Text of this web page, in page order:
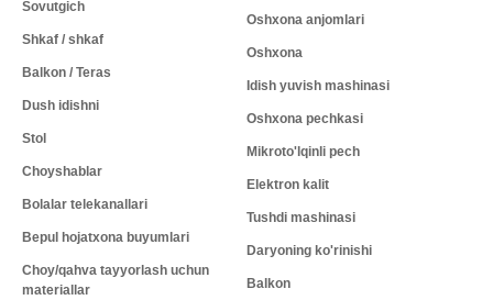
Sovutgich
Shkaf / shkaf
Balkon / Teras
Dush idishni
Stol
Choyshablar
Bolalar telekanallari
Bepul hojatxona buyumlari
Choy/qahva tayyorlash uchun
materiallar
Oshxona anjomlari
Oshxona
Idish yuvish mashinasi
Oshxona pechkasi
Mikroto'lqinli pech
Elektron kalit
Tushdi mashinasi
Daryoning ko'rinishi
Balkon